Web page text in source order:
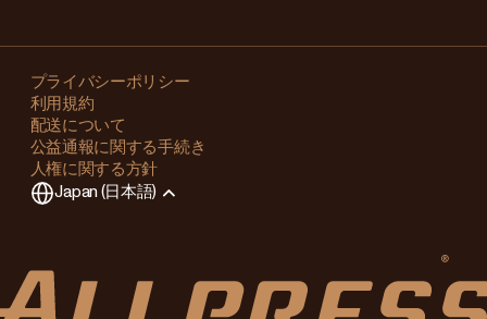
プライバシーポリシー
利用規約
配送について
公益通報に関する手続き
人権に関する方針
Japan (日本語)
Singapore
United Kingdom
Changing
your
region?
This
items